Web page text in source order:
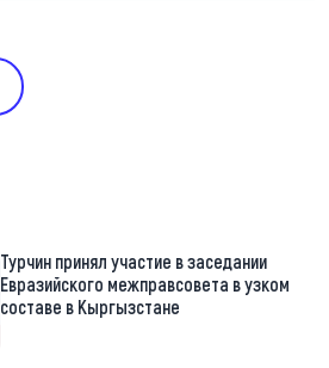
Турчин принял участие в заседании
Евразийского межправсовета в узком
составе в Кыргызстане